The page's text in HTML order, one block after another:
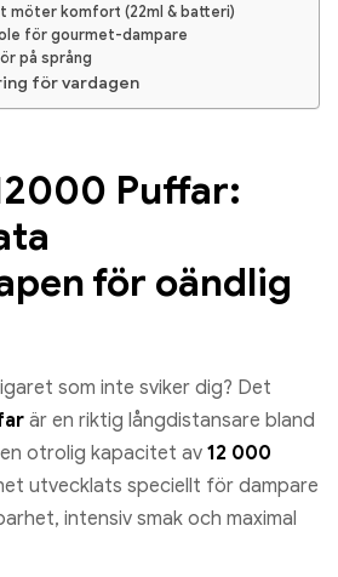
möter komfort (22ml & batteri)
för gourmet-dampare
på språng
för vardagen
Puffar:
för oändlig
som inte sviker dig? Det
är en riktig långdistansare bland
otrolig kapacitet av 12 000
utvecklats speciellt för dampare
intensiv smak och maximal